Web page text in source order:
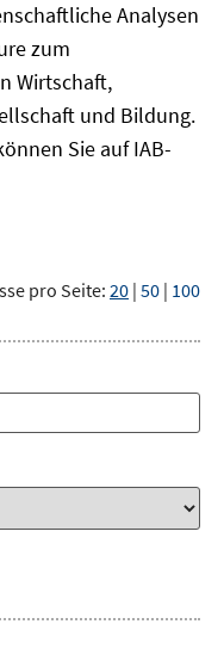
Analysen
zum
Wirtschaft,
und Bildung.
Sie auf IAB-
pro Seite:20 | 50 | 100